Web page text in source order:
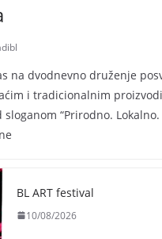
na dvodnevno druženje
i tradicionalnim
sloganom “Prirodno. Lokalno.
BL ART festival
10/08/2026